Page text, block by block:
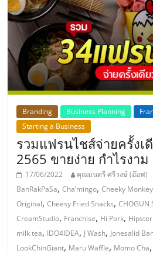
ลงทุน
น้อย
คืน
ทุน
ไว,
ที่
ปรึกษา
การ
ลงทุน
และ
ขยาย
สา
ขา
แฟ
รน
ไชส์,
ศูนย์
รวม
Branding Business Planning
Starting a Business
รวมแฟรนไชส์จ่ายครั้งเ
2565 ขายง่าย กำไรงาม
17/06/2022 คุณมนตรี ศรีวงษ์ (อ๊อฟ)
BanRakPaSa,Cha’mingo,Cheeky
Original,Cheesy Fried Snacks,CHOGUN
CreamStudio, Franchise, Hi Pork,
milk tea, IDO4IDEA, J Wash, Jonesalid
LookChinGiant, Maru Waffle, Momo Cha,